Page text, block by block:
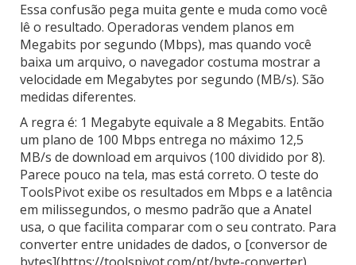
Essa confusão pega muita gente e muda como você
lê o resultado. Operadoras vendem planos em
Megabits por segundo (Mbps), mas quando você
baixa um arquivo, o navegador costuma mostrar a
velocidade em Megabytes por segundo (MB/s). São
medidas diferentes.
A regra é: 1 Megabyte equivale a 8 Megabits. Então
um plano de 100 Mbps entrega no máximo 12,5
MB/s de download em arquivos (100 dividido por 8).
Parece pouco na tela, mas está correto. O teste do
ToolsPivot exibe os resultados em Mbps e a latência
em milissegundos, o mesmo padrão que a Anatel
usa, o que facilita comparar com o seu contrato. Para
converter entre unidades de dados, o [conversor de